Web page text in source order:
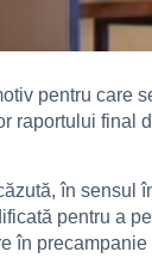
pentru care
raportului final
în
pentru a
în